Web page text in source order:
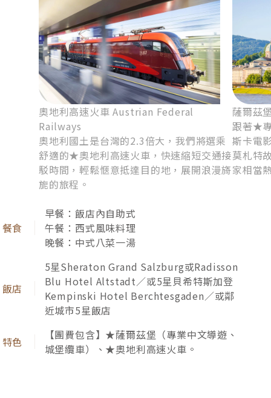
我們在捷克和奧地利的旅遊天數相當平均，帶您遊覽
世界遺產、湖泊山水、古典城堡、中古世紀建築，加
上奧捷物價比歐洲其他地區還低，暢遊奧捷的CP值最
高，讓您享盡雙國的千年藝術精華。
奧地利高速火車 Austrian Federal
Railways
奧地利國土是台灣的2.3倍大，我們將選乘
舒適的★奧地利高速火車，快速縮短交通接
駁時間，輕鬆愜意抵達目的地，展開浪漫旖
旎的旅程。
薩爾茲
跟著★
斯卡電
莫札特
家相當
早餐：飯店內自助式
午餐：西式風味料理
晚餐：中式八菜一湯
5星Sheraton Grand Salzburg或Radisson
Blu Hotel Altstadt／或5星貝希特斯加登
Kempinski Hotel Berchtesgaden／或鄰
近城市5星飯店
【團費包含】★薩爾茲堡（專業中文導遊、
城堡纜車）、★奧地利高速火車。